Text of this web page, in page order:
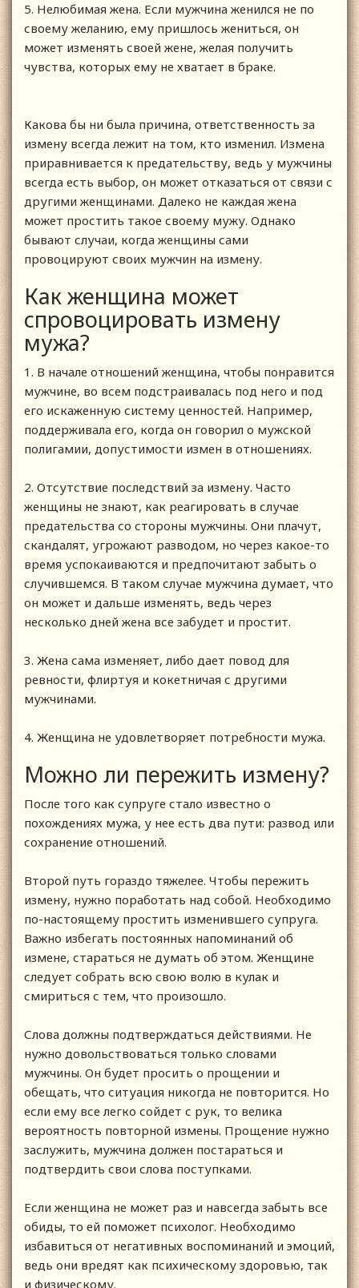
5. Нелюбимая жена. Если мужчина женился не по
своему желанию, ему пришлось жениться, он
может изменять своей жене, желая получить
чувства, которых ему не хватает в браке.
Какова бы ни была причина, ответственность за
измену всегда лежит на том, кто изменил. Измена
приравнивается к предательству, ведь у мужчины
всегда есть выбор, он может отказаться от связи с
другими женщинами. Далеко не каждая жена
может простить такое своему мужу. Однако
бывают случаи, когда женщины сами
провоцируют своих мужчин на измену.
Как женщина может
спровоцировать измену
мужа?
1. В начале отношений женщина, чтобы понравится
мужчине, во всем подстраивалась под него и под
его искаженную систему ценностей. Например,
поддерживала его, когда он говорил о мужской
полигамии, допустимости измен в отношениях.
2. Отсутствие последствий за измену. Часто
женщины не знают, как реагировать в случае
предательства со стороны мужчины. Они плачут,
скандалят, угрожают разводом, но через какое-то
время успокаиваются и предпочитают забыть о
случившемся. В таком случае мужчина думает, что
он может и дальше изменять, ведь через
несколько дней жена все забудет и простит.
3. Жена сама изменяет, либо дает повод для
ревности, флиртуя и кокетничая с другими
мужчинами.
4. Женщина не удовлетворяет потребности мужа.
Можно ли пережить измену?
После того как супруге стало известно о
похождениях мужа, у нее есть два пути: развод или
сохранение отношений.
Второй путь гораздо тяжелее. Чтобы пережить
измену, нужно поработать над собой. Необходимо
по-настоящему простить изменившего супруга.
Важно избегать постоянных напоминаний об
измене, стараться не думать об этом. Женщине
следует собрать всю свою волю в кулак и
смириться с тем, что произошло.
Слова должны подтверждаться действиями. Не
нужно довольствоваться только словами
мужчины. Он будет просить о прощении и
обещать, что ситуация никогда не повторится. Но
если ему все легко сойдет с рук, то велика
вероятность повторной измены. Прощение нужно
заслужить, мужчина должен постараться и
подтвердить свои слова поступками.
Если женщина не может раз и навсегда забыть все
обиды, то ей поможет психолог. Необходимо
избавиться от негативных воспоминаний и эмоций,
ведь они вредят как психическому здоровью, так
и физическому.